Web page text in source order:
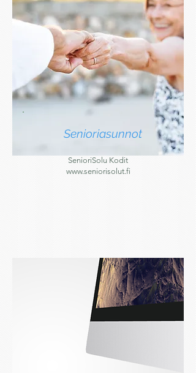
Senioriasunnot
SenioriSolu Kodit
www.seniorisolut.fi